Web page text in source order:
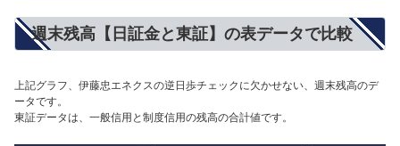
週末残高【日証金と東証】の表データで比較
上記グラフ、伊藤忠エネクスの逆日歩チェックに欠かせない、週末残高のデ
ータです。
東証データは、一般信用と制度信用の残高の合計値です。